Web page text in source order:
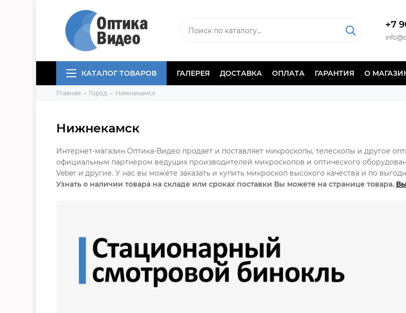
+7
КАТАЛОГ ТОВАРОВ ГАЛЕРЕЯ ДОСТАВКА ОПЛАТА ГАРАНТИЯ О
Главная Город Нижнекамск
Нижнекамск
Интернет-магазин Оптика-Видео продает и поставляет микроскопы, телескопы и другое
официальным партнером ведущих производителей микроскопов и оптического
Veber и другие. У нас вы можете заказать и купить микроскоп высокого качества и по
Узнать о наличии товара на складе или сроках поставки Вы можете на странице товара.